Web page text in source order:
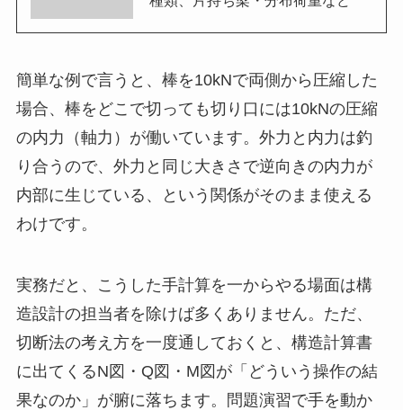
簡単な例で言うと、棒を10kNで両側から圧縮した
場合、棒をどこで切っても切り口には10kNの圧縮
の内力（軸力）が働いています。外力と内力は釣
り合うので、外力と同じ大きさで逆向きの内力が
内部に生じている、という関係がそのまま使える
わけです。
実務だと、こうした手計算を一からやる場面は構
造設計の担当者を除けば多くありません。ただ、
切断法の考え方を一度通しておくと、構造計算書
に出てくるN図・Q図・M図が「どういう操作の結
果なのか」が腑に落ちます。問題演習で手を動か